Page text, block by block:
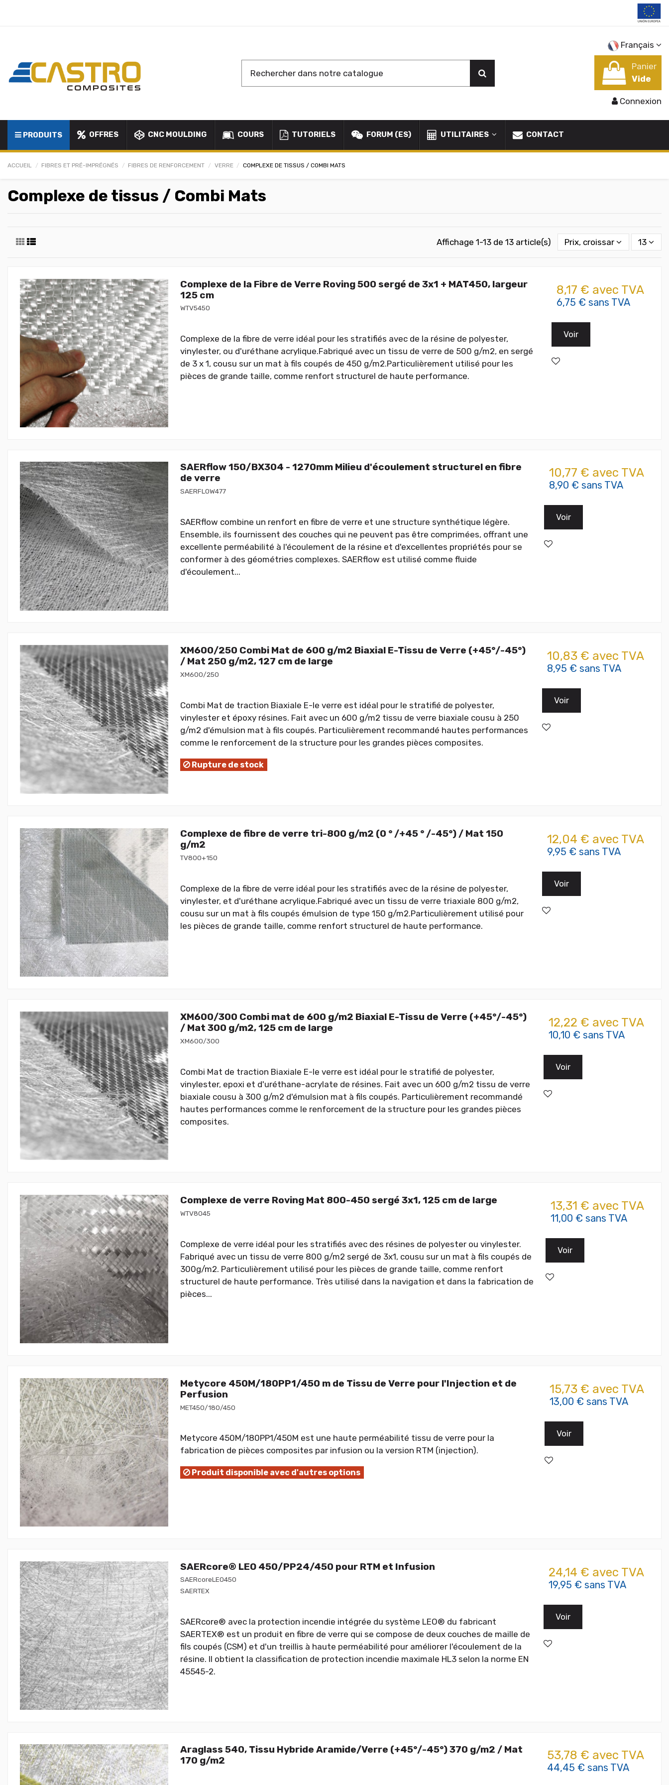
Français
Panier
Vide
Connexion
PRODUITS OFFRES CNC MOULDING COURS TUTORIELS FORUM (ES) UTILITAIRES CONTACT
ACCUEIL FIBRES ET PRÉ-IMPRÉGNÉS FIBRES DE RENFORCEMENT VERRE COMPLEXE DE TISSUS / COMBI MATS
Complexe de tissus / Combi Mats
Affichage 1-13 de 13 article(s) Prix, croissant 13
Complexe de la Fibre de Verre Roving 500 sergé de 3x1 + MAT450, largeur
125 cm
WTV5450
Complexe de la fibre de verre idéal pour les stratifiés avec de la résine de polyester,
vinylester, ou d'uréthane acrylique.Fabriqué avec un tissu de verre de 500 g/m2, en sergé
de 3 x 1, cousu sur un mat à fils coupés de 450 g/m2.Particulièrement utilisé pour les
pièces de grande taille, comme renfort structurel de haute performance.
8,17 € avec TVA
6,75 € sans TVA
Voir
SAERflow 150/BX304 - 1270mm Milieu d'écoulement structurel en fibre
de verre
SAERFLOW477
SAERflow combine un renfort en fibre de verre et une structure synthétique légère.
Ensemble, ils fournissent des couches qui ne peuvent pas être comprimées, offrant une
excellente perméabilité à l'écoulement de la résine et d'excellentes propriétés pour se
conformer à des géométries complexes. SAERflow est utilisé comme fluide
d'écoulement...
10,77 € avec TVA
8,90 € sans TVA
Voir
XM600/250 Combi Mat de 600 g/m2 Biaxial E-Tissu de Verre (+45°/-45°)
/ Mat 250 g/m2, 127 cm de large
XM600/250
Combi Mat de traction Biaxiale E-le verre est idéal pour le stratifié de polyester,
vinylester et époxy résines. Fait avec un 600 g/m2 tissu de verre biaxiale cousu à 250
g/m2 d'émulsion mat à fils coupés. Particulièrement recommandé hautes performances
comme le renforcement de la structure pour les grandes pièces composites.
Rupture de stock
10,83 € avec TVA
8,95 € sans TVA
Voir
Complexe de fibre de verre tri-800 g/m2 (0 ° /+45 ° /-45°) / Mat 150
g/m2
TV800+150
Complexe de la fibre de verre idéal pour les stratifiés avec de la résine de polyester,
vinylester, et d'uréthane acrylique.Fabriqué avec un tissu de verre triaxiale 800 g/m2,
cousu sur un mat à fils coupés émulsion de type 150 g/m2.Particulièrement utilisé pour
les pièces de grande taille, comme renfort structurel de haute performance.
12,04 € avec TVA
9,95 € sans TVA
Voir
XM600/300 Combi mat de 600 g/m2 Biaxial E-Tissu de Verre (+45°/-45°)
/ Mat 300 g/m2, 125 cm de large
XM600/300
Combi Mat de traction Biaxiale E-le verre est idéal pour le stratifié de polyester,
vinylester, epoxi et d'uréthane-acrylate de résines. Fait avec un 600 g/m2 tissu de verre
biaxiale cousu à 300 g/m2 d'émulsion mat à fils coupés. Particulièrement recommandé
hautes performances comme le renforcement de la structure pour les grandes pièces
composites.
12,22 € avec TVA
10,10 € sans TVA
Voir
Complexe de verre Roving Mat 800-450 sergé 3x1, 125 cm de large
WTV8045
Complexe de verre idéal pour les stratifiés avec des résines de polyester ou vinylester.
Fabriqué avec un tissu de verre 800 g/m2 sergé de 3x1, cousu sur un mat à fils coupés de
300g/m2. Particulièrement utilisé pour les pièces de grande taille, comme renfort
structurel de haute performance. Très utilisé dans la navigation et dans la fabrication de
pièces...
13,31 € avec TVA
11,00 € sans TVA
Voir
Metycore 450M/180PP1/450 m de Tissu de Verre pour l'Injection et de
Perfusion
MET450/180/450
Metycore 450M/180PP1/450M est une haute perméabilité tissu de verre pour la
fabrication de pièces composites par infusion ou la version RTM (injection).
Produit disponible avec d'autres options
15,73 € avec TVA
13,00 € sans TVA
Voir
SAERcore® LEO 450/PP24/450 pour RTM et Infusion
SAERcoreLEO450
SAERTEX
SAERcore® avec la protection incendie intégrée du système LEO® du fabricant
SAERTEX® est un produit en fibre de verre qui se compose de deux couches de maille de
fils coupés (CSM) et d'un treillis à haute perméabilité pour améliorer l'écoulement de la
résine. Il obtient la classification de protection incendie maximale HL3 selon la norme EN
45545-2.
24,14 € avec TVA
19,95 € sans TVA
Voir
Araglass 540, Tissu Hybride Aramide/Verre (+45°/-45°) 370 g/m2 / Mat
170 g/m2
53,78 € avec TVA
44,45 € sans TVA